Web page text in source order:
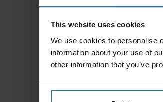
This website uses cookies
We use cookies to personalise
information about your use of
other information that you’ve